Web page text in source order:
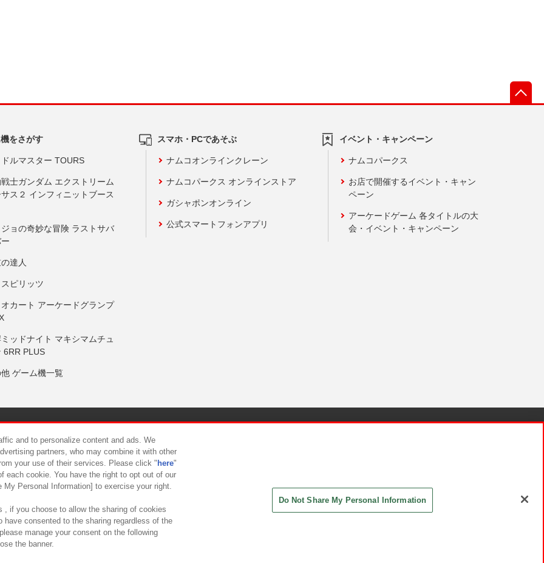
をさがす
ルマスター TOURS
士ガンダム エクストリーム
ス２ インフィニットブース
ョの奇妙な冒険 ラストサバ
達人
ピリッツ
カート アーケードグランプ
ッドナイト マキシマムチュ
6RR PLUS
ゲーム機一覧
スマホ・PCであそぶ
ナムコオンラインクレーン
ナムコパークス オンラインストア
ガシャポンオンライン
公式スマートフォンアプリ
イベント・キャンペーン
ナムコパークス
お店で開催するイベント・キャン
ペーン
アーケードゲーム 各タイトルの大
会・イベント・キャンペーン
について カスタマーハラスメント対応方針
and to personalize content and ads. We
partners, who may combine it with other
your use of their services. Please click " here"
each cookie. You have the right to opt out of our
Personal Information] to exercise your right.
, if you choose to allow the sharing of cookies
have consented to the sharing regardless of the
manage your consent on the following
the banner.
Do Not Share My Personal Information